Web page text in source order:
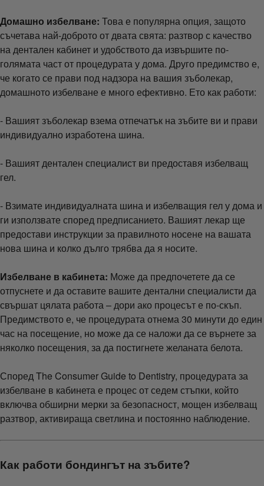
Домашно избелване: Това е популярна опция, защото
съчетава най-доброто от двата свята: разтвор с качество
на дентален кабинет и удобството да извършите по-
голямата част от процедурата у дома. Друго предимство е,
че когато се прави под надзора на вашия зъболекар,
домашното избелване е много ефективно. Ето как работи:
- Вашият зъболекар взема отпечатък на зъбите ви и прави
индивидуално изработена шина.
- Вашият дентален специалист ви предоставя избелващ
гел.
- Взимате индивидуалната шина и избелващия гел у дома и
ги използвате според предписанието. Вашият лекар ще
предостави инструкции за правилното носене на вашата
нова шина и колко дълго трябва да я носите.
Избелване в кабинета: Може да предпочетете да се
отпуснете и да оставите вашите дентални специалисти да
свършат цялата работа – дори ако процесът е по-скъп.
Предимството е, че процедурата отнема 30 минути до един
час на посещение, но може да се наложи да се върнете за
няколко посещения, за да постигнете желаната белота.
Според The Consumer Guide to Dentistry, процедурата за
избелване в кабинета е процес от седем стъпки, който
включва обширни мерки за безопасност, мощен избелващ
разтвор, активираща светлина и постоянно наблюдение.
Как работи бондингът на зъбите?